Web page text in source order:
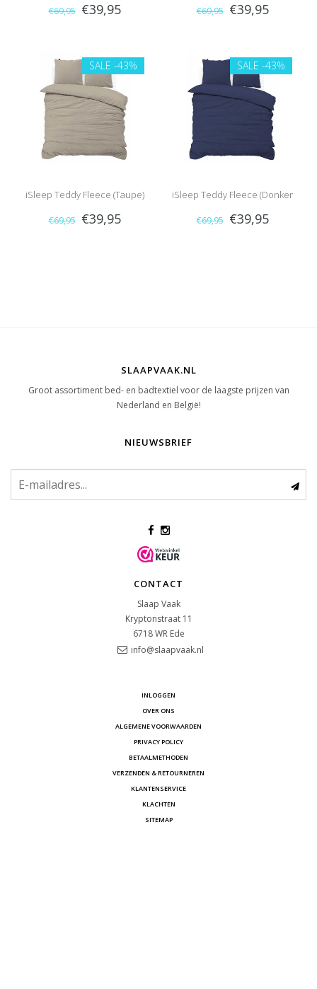
€69,95 €39,95 Groen)
€69,95 €39,95
SALE -43%
iSleep Teddy Fleece (Taupe)
€69,95 €39,95
SALE -43%
iSleep Teddy Fleece (Donker
Blauw)
€69,95 €39,95
SLAAPVAAK.NL
Groot assortiment bed- en badtextiel voor de laagste prijzen van
Nederland en België!
NIEUWSBRIEF
CONTACT
Slaap Vaak
Kryptonstraat 11
6718 WR Ede
info@slaapvaak.nl
INLOGGEN
OVER ONS
ALGEMENE VOORWAARDEN
PRIVACY POLICY
BETAALMETHODEN
VERZENDEN & RETOURNEREN
KLANTENSERVICE
KLACHTEN
SITEMAP